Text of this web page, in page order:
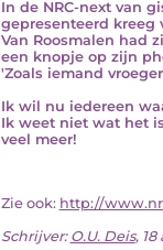
In de NRC-next van
gepresenteerd kreeg
Van Roosmalen had
een knopje op zijn
'Zoals iemand
Ik wil nu iedereen
Ik weet niet wat het
veel meer!
Zie ook: http://
Schrijver: O.U. Deis, 18